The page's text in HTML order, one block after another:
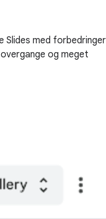
Slides med forbedringer
og meget